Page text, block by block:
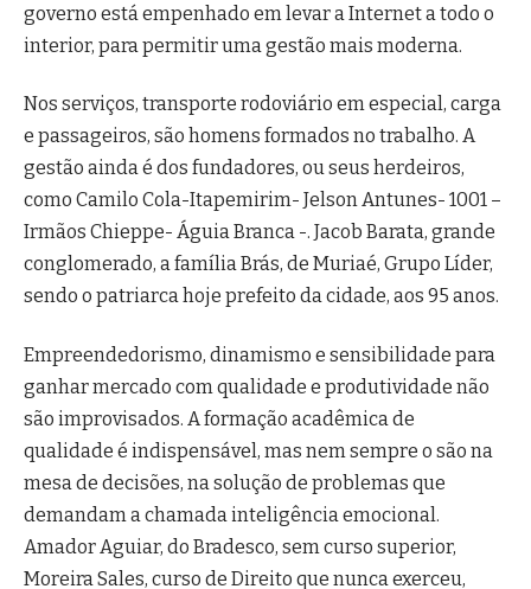
governo está empenhado em levar a Internet a todo o
interior, para permitir uma gestão mais moderna.
Nos serviços, transporte rodoviário em especial, carga
e passageiros, são homens formados no trabalho. A
gestão ainda é dos fundadores, ou seus herdeiros,
como Camilo Cola-Itapemirim- Jelson Antunes- 1001 –
Irmãos Chieppe- Águia Branca -. Jacob Barata, grande
conglomerado, a família Brás, de Muriaé, Grupo Líder,
sendo o patriarca hoje prefeito da cidade, aos 95 anos.
Empreendedorismo, dinamismo e sensibilidade para
ganhar mercado com qualidade e produtividade não
são improvisados. A formação acadêmica de
qualidade é indispensável, mas nem sempre o são na
mesa de decisões, na solução de problemas que
demandam a chamada inteligência emocional.
Amador Aguiar, do Bradesco, sem curso superior,
Moreira Sales, curso de Direito que nunca exerceu,